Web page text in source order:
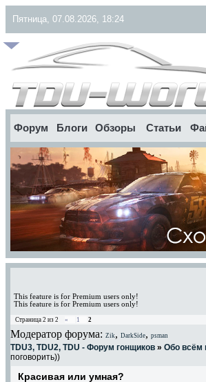
Пятница, 07.08.2026, 18:24
Форум Блоги Обзоры Статьи
This feature is for Premium users only!
This feature is for Premium users only!
Страница 2 из 2 « 1 2
Модератор форума: Zik, DarkSide, psman
TDU3, TDU2, TDU - Форум гонщиков » Обо всём
поговорить))
Красивая или умная?